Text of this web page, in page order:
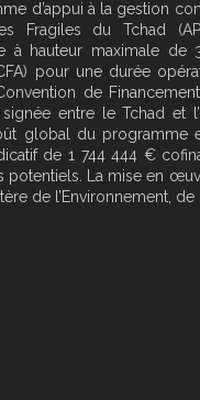
d’appui à la gestion
Fragiles du Tchad
à hauteur maximale de
pour une durée
de
entre le Tchad et
global du
de 1 744 444 €
potentiels. La mise en
de l’Environnement, de